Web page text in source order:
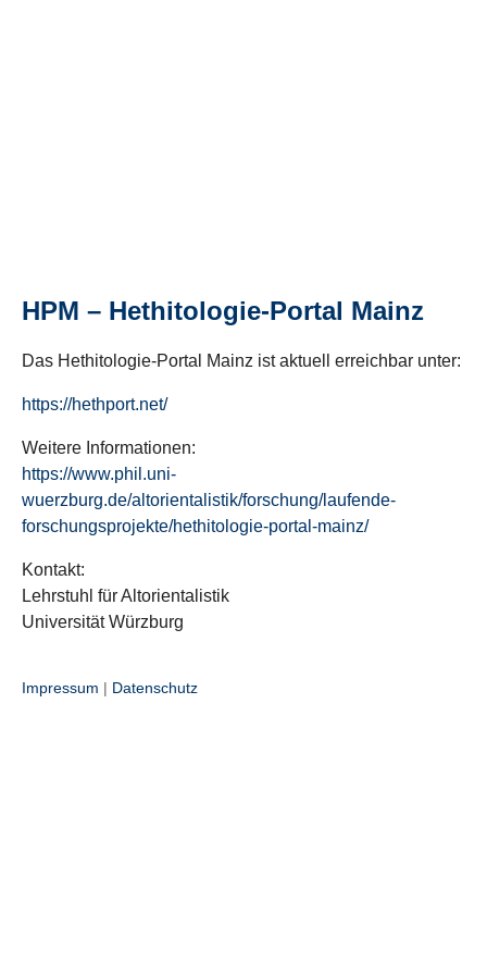
HPM – Hethitologie-Portal Mainz
Das Hethitologie-Portal Mainz ist aktuell erreichbar unter:
https://hethport.net/
Weitere Informationen:
https://www.phil.uni-
wuerzburg.de/altorientalistik/forschung/laufende-
forschungsprojekte/hethitologie-portal-mainz/
Kontakt:
Lehrstuhl für Altorientalistik
Universität Würzburg
Impressum | Datenschutz